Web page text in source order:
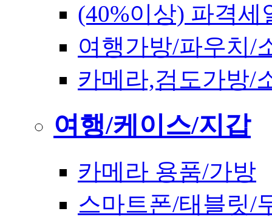
(40%이상) 파격세
여행가방/파우치/
카메라,검도가방/
여행/케이스/지갑
카메라 용품/가방
스마트폰/태블릿/